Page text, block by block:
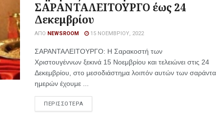
ΣΑΡΑΝΤΑΛΕΙΤΟΥΡΓΟ έως 24
Δεκεμβρίου
ΑΠΌ NEWSROOM 15 ΝΟΕΜΒΡΊΟΥ, 2022
ΣΑΡΑΝΤΑΛΕΙΤΟΥΡΓΟ: Η Σαρακοστή των
Χριστουγέννων ξεκινά 15 Νοεμβρίου και τελειώνει στις 24
Δεκεμβρίου, στο μεσοδιάστημα λοιπόν αυτών των σαράντα
ημερών έχουμε ...
ΠΕΡΙΣΣΟΤΕΡΑ